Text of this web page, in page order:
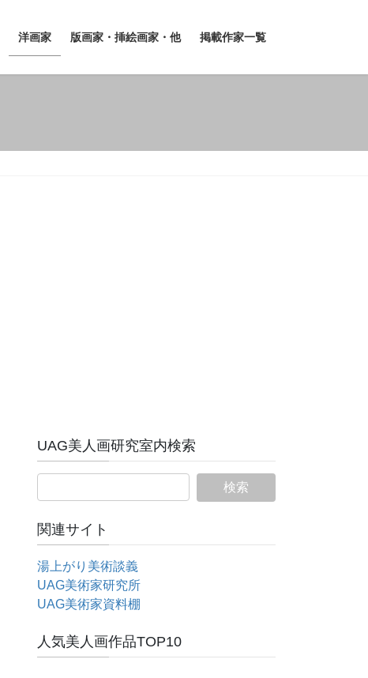
洋画家 版画家・挿絵画家・他 掲載作家一覧
UAG美人画研究室内検索
関連サイト
湯上がり美術談義
UAG美術家研究所
UAG美術家資料棚
人気美人画作品TOP10